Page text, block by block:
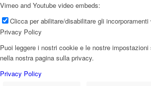
Vimeo and Youtube video embeds:
Clicca per abilitare/disabilitare gli incorporamenti
Privacy Policy
Puoi leggere i nostri cookie e le nostre
nella nostra pagina sulla privacy.
Privacy Policy